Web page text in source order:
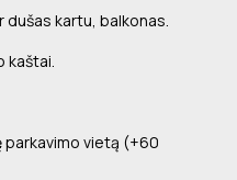
kartu, balkonas.
kaštai.
parkavimo vietą (+60